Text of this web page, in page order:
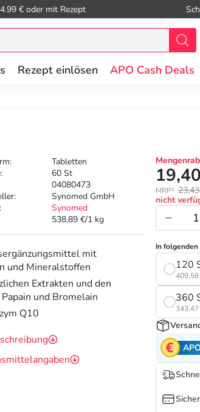
€ oder mit Rezept
Rezept einlösen APO Cash Deals
Tabletten
60 St
04080473
Synomed GmbH
Synomed
538,89 €/1 kg
mit
und Mineralstoffen
Extrakten und den
und Bromelain
Q10
MRP²
nicht
In
120
409,58
360